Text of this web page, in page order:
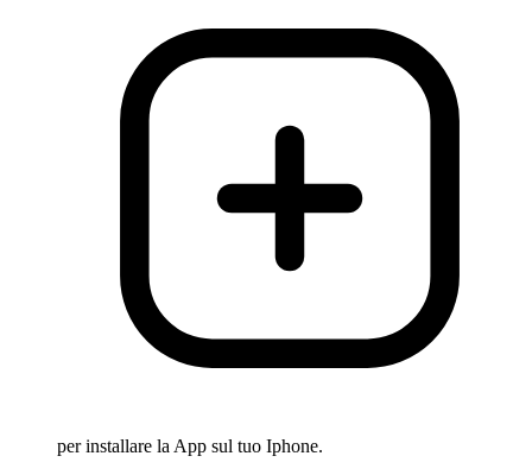
per installare la App sul tuo Iphone.